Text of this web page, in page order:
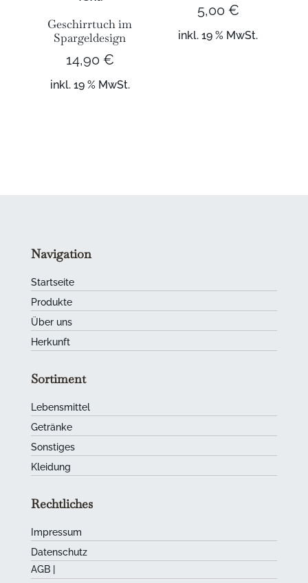
Geschirrtuch im
Spargeldesign
14,90 €
inkl. 19 % MwSt.
5,00 €
inkl. 19 % MwSt.
Navigation
Startseite
Produkte
Über uns
Herkunft
Sortiment
Lebensmittel
Getränke
Sonstiges
Kleidung
Rechtliches
Impressum
Datenschutz
AGB|